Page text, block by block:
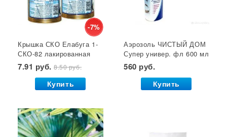
Кустодержатели Кокосовый субстрат
Отпугиватель крыс
Гет от тараканов Отрава от крыс Семена салата
-7%
Крышка СКО Елабуга 1-
СКО-82 лакированная
Звезда 1/50/600*
7.91 руб.8.50 руб.
Купить
Аэрозоль ЧИСТЫЙ ДОМ
Супер универ. фл 600 мл
(двойное распыление)
GB 1/24*
560 руб.
Купить